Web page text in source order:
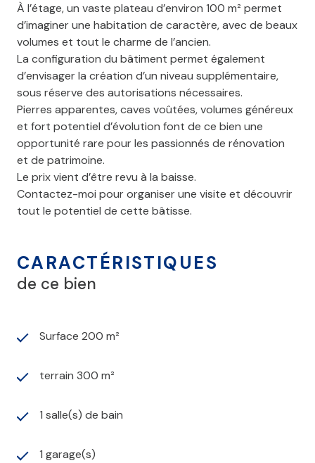
À l’étage, un vaste plateau d’environ 100 m² permet
d’imaginer une habitation de caractère, avec de beaux
volumes et tout le charme de l’ancien.
La configuration du bâtiment permet également
d’envisager la création d’un niveau supplémentaire,
sous réserve des autorisations nécessaires.
Pierres apparentes, caves voûtées, volumes généreux
et fort potentiel d’évolution font de ce bien une
opportunité rare pour les passionnés de rénovation
et de patrimoine.
Le prix vient d’être revu à la baisse.
Contactez-moi pour organiser une visite et découvrir
tout le potentiel de cette bâtisse.
CARACTÉRISTIQUES
de ce bien
Surface 200 m²
terrain 300 m²
1 salle(s) de bain
1 garage(s)